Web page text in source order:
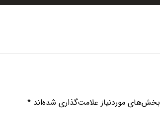
بخش‌های موردنیاز علامت‌گذاری شده‌اند *